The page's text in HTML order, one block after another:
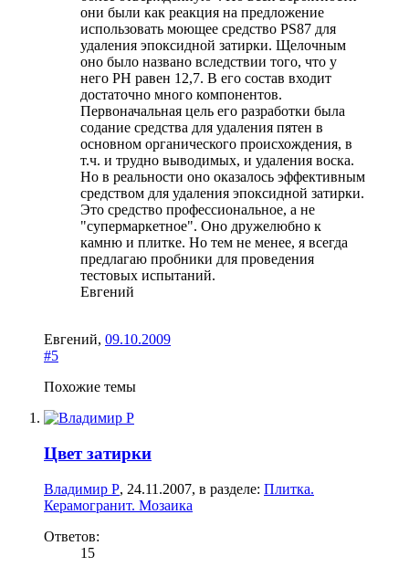
они были как реакция на предложение
использовать моющее средство PS87 для
удаления эпоксидной затирки. Щелочным
оно было названо вследствии того, что у
него PH равен 12,7. В его состав входит
достаточно много компонентов.
Первоначальная цель его разработки была
содание средства для удаления пятен в
основном органического происхождения, в
т.ч. и трудно выводимых, и удаления воска.
Но в реальности оно оказалось эффективным
средством для удаления эпоксидной затирки.
Это средство профессиональное, а не
"супермаркетное". Оно дружелюбно к
камню и плитке. Но тем не менее, я всегда
предлагаю пробники для проведения
тестовых испытаний.
Евгений
Евгений, 09.10.2009
#5
Похожие темы
Цвет затирки
Владимир Р, 24.11.2007, в разделе: Плитка.
Керамогранит. Мозаика
Ответов:
15